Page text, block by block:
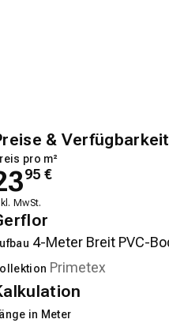
& Verfügbarkeit
pro m²
95 €
MwSt.
in Meter